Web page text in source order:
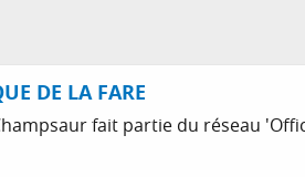
DE LA FARE
fait partie du réseau